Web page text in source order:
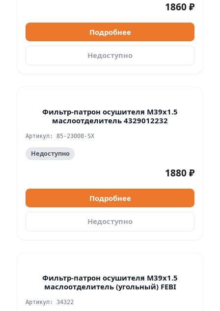
1860 ₽
Подробнее
Недоступно
Фильтр-патрон осушителя M39x1.5
маслоотделитель 4329012232
Артикул: 85-23008-SX
Недоступно
1880 ₽
Подробнее
Недоступно
Фильтр-патрон осушителя M39x1.5
маслоотделитель (угольный) FEBI
Артикул: 34322